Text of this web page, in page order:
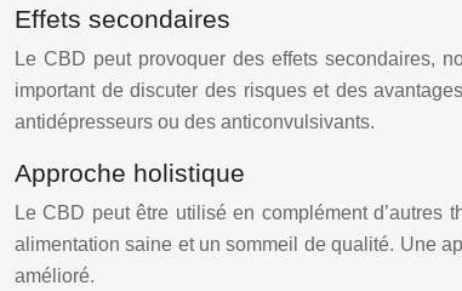
Effets secondaires
Le CBD peut provoquer des effets secondaires,
important de discuter des risques et des
antidépresseurs ou des anticonvulsivants.
Approche holistique
Le CBD peut être utilisé en complément
alimentation saine et un sommeil de qualité. Une
amélioré.